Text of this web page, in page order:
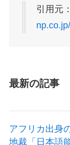
引用元：
最新の記事
アフリカ出身
地裁「日本語